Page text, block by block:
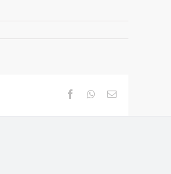
FacebookWhatsapp
Email